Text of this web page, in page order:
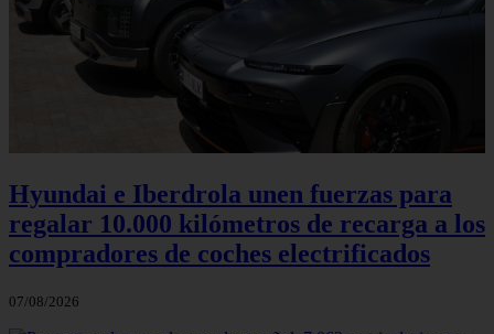
Hyundai e Iberdrola unen fuerzas para
regalar 10.000 kilómetros de recarga a los
compradores de coches electrificados
07/08/2026